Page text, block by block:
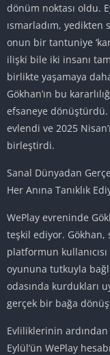
dönüm noktası oldu.
ısmarladım,
onun bir tantuniye
ilişki bile iki insanı
birlikte yaşamaya
Gökhan’ın bu
efsaneye dönüştürdü.
evlendi ve 2025
birleştirdi.
Sanal Dünyadan
Her Anına Tanıklık
WePlay evreninde
teşkil ediyor.
platformun
oyununa tutkuyla
odasında kurdukları
gerçek bir bağa
Evliliklerinin ardından
Eylül’ün WePlay